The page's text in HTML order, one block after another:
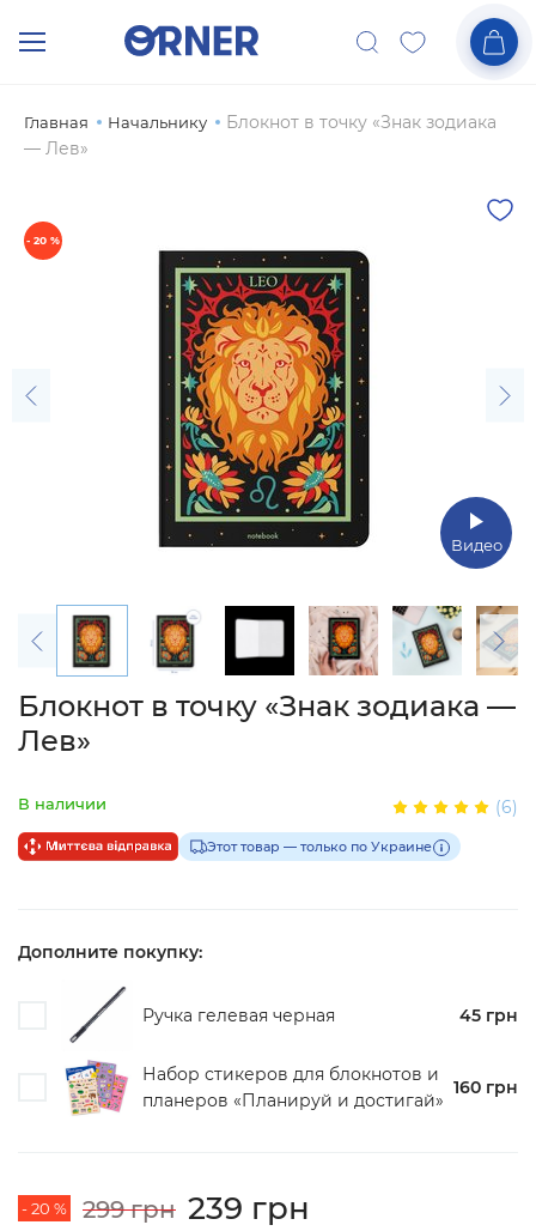
Главная Начальнику
Блокнот в точку «Знак зодиака
— Лев»
- 20 %
Видео
Блокнот в точку «Знак зодиака —
Лев»
В наличии (6)
Этот товар — только по Украине
Дополните покупку:
Ручка гелевая черная 45 грн
Набор стикеров для блокнотов и
планеров «Планируй и достигай»
160 грн
- 20 % 299 грн 239 грн